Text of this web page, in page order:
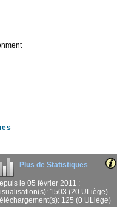
Plus de Statistiques
le 05 février 2011 :
1503 (20 ULiège)
125 (0 ULiège)